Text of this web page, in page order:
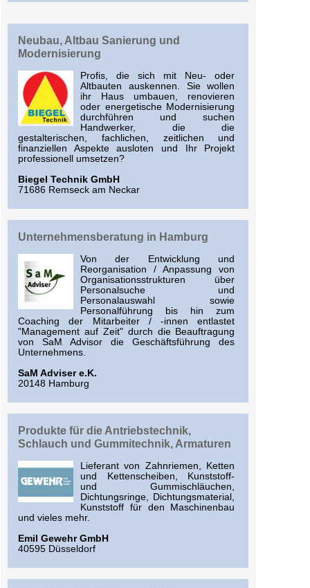
Neubau, Altbau Sanierung und
Modernisierung
Profis, die sich mit Neu- oder
Altbauten auskennen. Sie wollen
ihr Haus umbauen, renovieren
oder energetische Modernisierung
durchführen und suchen
Handwerker, die die
gestalterischen, fachlichen, zeitlichen und
finanziellen Aspekte ausloten und Ihr Projekt
professionell umsetzen?
Biegel Technik GmbH
71686 Remseck am Neckar
Unternehmensberatung in Hamburg
Von der Entwicklung und
Reorganisation / Anpassung von
Organisationsstrukturen über
Personalsuche und
Personalauswahl sowie
Personalführung bis hin zum
Coaching der Mitarbeiter / -innen entlastet
"Management auf Zeit" durch die Beauftragung
von SaM Advisor die Geschäftsführung des
Unternehmens.
SaM Adviser e.K.
20148 Hamburg
Produkte für die Antriebstechnik,
Schlauch und Gummitechnik, Armaturen
Lieferant von Zahnriemen, Ketten
und Kettenscheiben, Kunststoff-
und Gummischläuchen,
Dichtungsringe, Dichtungsmaterial,
Kunststoff für den Maschinenbau
und vieles mehr.
Emil Gewehr GmbH
40595 Düsseldorf